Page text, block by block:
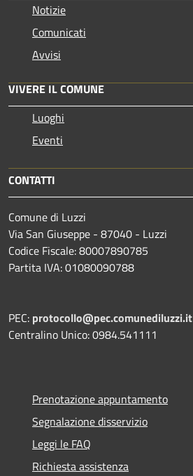
Notizie
Comunicati
Avvisi
VIVERE IL COMUNE
Luoghi
Eventi
CONTATTI
Comune di Luzzi
Via San Giuseppe - 87040 - Luzzi
Codice Fiscale: 80007890785
Partita IVA: 01080090788
PEC: protocollo@pec.comunediluzzi.it
Centralino Unico: 0984.541111
Prenotazione appuntamento
Segnalazione disservizio
Leggi le FAQ
Richiesta assistenza